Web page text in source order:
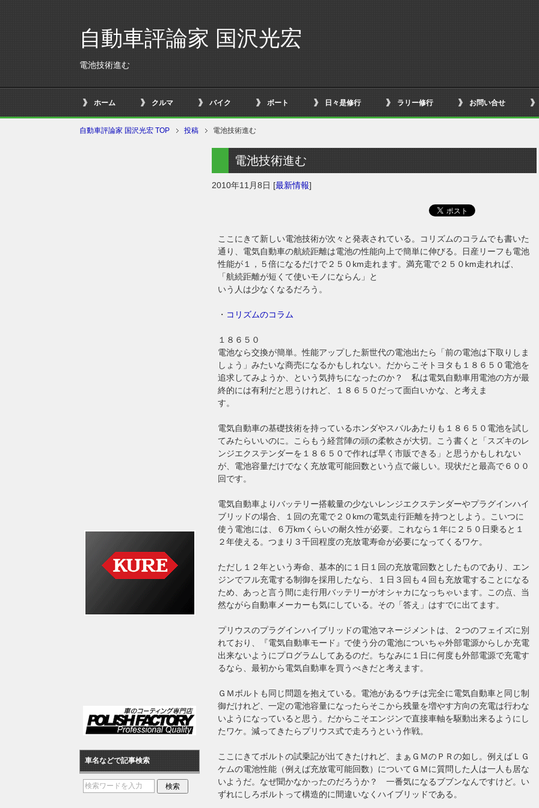
自動車評論家 国沢光宏
電池技術進む
ホーム クルマ バイク ボート 日々是修行 ラリー修行 お問い合せ
自動車評論家 国沢光宏 TOP 投稿 電池技術進む
電池技術進む
2010年11月8日 [最新情報]
ここにきて新しい電池技術が次々と発表されている。コリズムのコラムでも書いた
通り、電気自動車の航続距離は電池の性能向上で簡単に伸びる。日産リーフも電池
性能が１，５倍になるだけで２５０km走れます。満充電で２５０km走れれば、
「航続距離が短くて使いモノにならん」と
いう人は少なくなるだろう。
・ コリズムのコラム
１８６５０
電池なら交換が簡単。性能アップした新世代の電池出たら「前の電池は下取りしま
しょう」みたいな商売になるかもしれない。だからこそトヨタも１８６５０電池を
追求してみようか、という気持ちになったのか？ 私は電気自動車用電池の方が最
終的には有利だと思うけれど、１８６５０だって面白いかな、と考えま
す。
電気自動車の基礎技術を持っているホンダやスバルあたりも１８６５０電池を試し
てみたらいいのに。こらもう経営陣の頭の柔軟さが大切。こう書くと「スズキのレ
ンジエクステンダーを１８６５０で作れば早く市販できる」と思うかもしれない
が、電池容量だけでなく充放電可能回数という点で厳しい。現状だと最高で６００
回です。
電気自動車よりバッテリー搭載量の少ないレンジエクステンダーやプラグインハイ
ブリッドの場合、１回の充電で２０kmの電気走行距離を持つとしよう。こいつに
使う電池には、６万kmくらいの耐久性が必要。これなら１年に２５０日乗ると１
２年使える。つまり３千回程度の充放電寿命が必要になってくるワケ。
ただし１２年という寿命、基本的に１日１回の充放電回数としたものであり、エン
ジンでフル充電する制御を採用したなら、１日３回も４回も充放電することになる
ため、あっと言う間に走行用バッテリーがオシャカになっちゃいます。この点、当
然ながら自動車メーカーも気にしている。その「答え」はすでに出てます。
プリウスのプラグインハイブリッドの電池マネージメントは、２つのフェイズに別
れており、『電気自動車モード』で使う分の電池についちゃ外部電源からしか充電
出来ないようにプログラムしてあるのだ。ちなみに１日に何度も外部電源で充電す
るなら、最初から電気自動車を買うべきだと考えます。
ＧＭボルトも同じ問題を抱えている。電池があるウチは完全に電気自動車と同じ制
御だけれど、一定の電池容量になったらそこから残量を増やす方向の充電は行わな
いようになっていると思う。だからこそエンジンで直接車軸を駆動出来るようにし
たワケ。減ってきたらプリウス式で走ろうという作戦。
ここにきてボルトの試乗記が出てきたけれど、まぁＧＭのＰＲの如し。例えばＬＧ
ケムの電池性能（例えば充放電可能回数）についてＧＭに質問した人は一人も居な
いようだ。なぜ聞かなかったのだろうか？ 一番気になるブブンなんですけど。い
ずれにしろボルトって構造的に間違いなくハイブリッドである。
車名などで記事検索